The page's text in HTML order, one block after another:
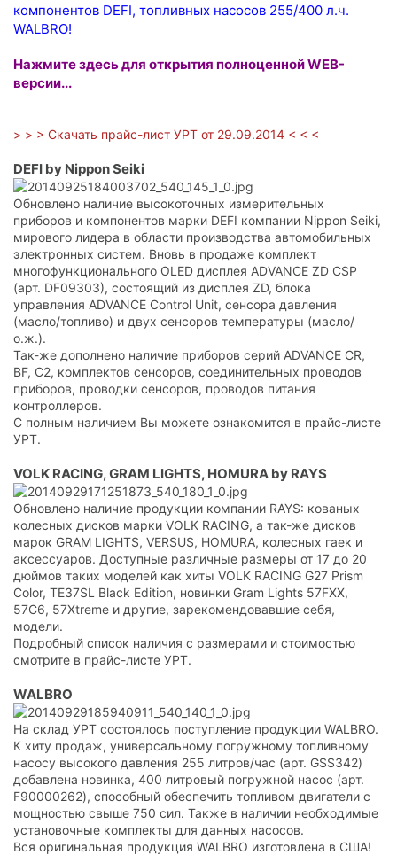
компонентов DEFI, топливных насосов 255/400 л.ч.
WALBRO!
Нажмите здесь для открытия полноценной WEB-
версии...
> > > Скачать прайс-лист УРТ от 29.09.2014 < < <
DEFI by Nippon Seiki
Обновлено наличие высокоточных измерительных
приборов и компонентов марки DEFI компании Nippon Seiki,
мирового лидера в области производства автомобильных
электронных систем. Вновь в продаже комплект
многофункционального OLED дисплея ADVANCE ZD CSP
(арт. DF09303), состоящий из дисплея ZD, блока
управления ADVANCE Control Unit, сенсора давления
(масло/топливо) и двух сенсоров температуры (масло/
о.ж.).
Так-же дополнено наличие приборов серий ADVANCE CR,
BF, C2, комплектов сенсоров, соединительных проводов
приборов, проводки сенсоров, проводов питания
контроллеров.
С полным наличием Вы можете ознакомится в прайс-листе
УРТ.
VOLK RACING, GRAM LIGHTS, HOMURA by RAYS
Обновлено наличие продукции компании RAYS: кованых
колесных дисков марки VOLK RACING, а так-же дисков
марок GRAM LIGHTS, VERSUS, HOMURA, колесных гаек и
аксессуаров. Доступные различные размеры от 17 до 20
дюймов таких моделей как хиты VOLK RACING G27 Prism
Color, TE37SL Black Edition, новинки Gram Lights 57FXX,
57C6, 57Xtreme и другие, зарекомендовавшие себя,
модели.
Подробный список наличия с размерами и стоимостью
смотрите в прайс-листе УРТ.
WALBRO
На склад УРТ состоялось поступление продукции WALBRO.
К хиту продаж, универсальному погружному топливному
насосу высокого давления 255 литров/час (арт. GSS342)
добавлена новинка, 400 литровый погружной насос (арт.
F90000262), способный обеспечить топливом двигатели с
мощностью свыше 750 сил. Также в наличии необходимые
установочные комплекты для данных насосов.
Вся оригинальная продукция WALBRO изготовлена в США!